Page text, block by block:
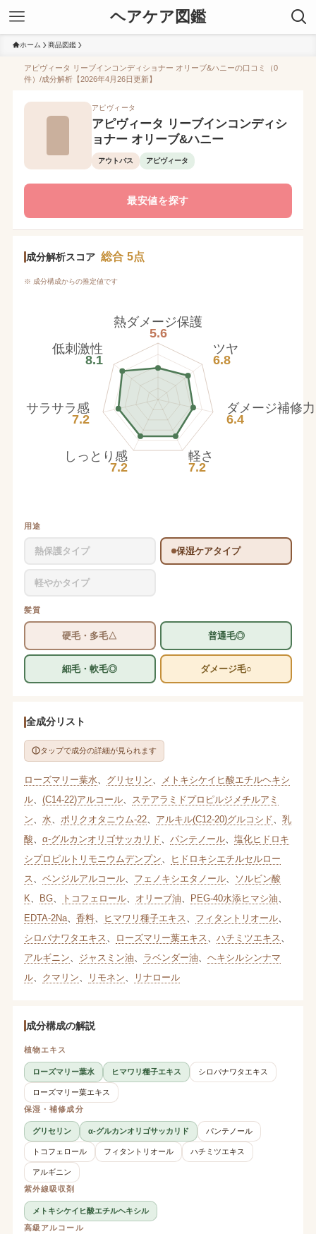
ヘアケア図鑑
ホーム 商品図鑑
アピヴィータ リーブインコンディショナー オリーブ&ハニーの口コミ（0
件）/成分解析【2026年4月26日更新】
アピヴィータ
アピヴィータ リーブインコンディシ
ョナー オリーブ&ハニー
アウトバス アピヴィータ
最安値を探す
成分解析スコア 総合 5点
※ 成分構成からの推定値です
熱ダメージ保護
5.6
ツヤ
6.8
ダメージ補修力
6.4
軽さ
7.2
しっとり感
7.2
サラサラ感
7.2
低刺激性
8.1
用途
熱保護タイプ 保湿ケアタイプ
軽やかタイプ
髪質
硬毛・多毛△ 普通毛◎
細毛・軟毛◎ ダメージ毛○
全成分リスト
タップで成分の詳細が見られます
ローズマリー葉水 グリセリン
メトキシケイヒ酸エチルヘキシ
ル、 (C14-22)アルコール、
ステアラミドプロピルジメチルアミ
ン
水 ポリクオタニウム-22、 アルキル(C12-20)グルコシド
乳
酸
α-グルカンオリゴサッカリド パンテノール、 塩化ヒドロキ
シプロピルトリモニウムデンプン
ヒドロキシエチルセルロー
ス
ベンジルアルコール、 フェノキシエタノール、
ソルビン酸
K
BG、 トコフェロール、 オリーブ油 PEG-40水添ヒマシ油
EDTA-2Na、 香料、 ヒマワリ種子エキス フィタントリオール、
シロバナワタエキス
ローズマリー葉エキス ハチミツエキス
アルギニン
ジャスミン油 ラベンダー油
ヘキシルシンナマ
ル、 クマリン リモネン リナロール
成分構成の解説
植物エキス
ローズマリー葉水 ヒマワリ種子エキス シロバナワタエキス
ローズマリー葉エキス
保湿・補修成分
グリセリン α-グルカンオリゴサッカリド パンテノール
トコフェロール フィタントリオール ハチミツエキス
アルギニン
紫外線吸収剤
メトキシケイヒ酸エチルヘキシル
高級アルコール